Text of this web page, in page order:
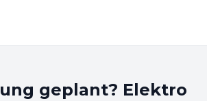
geplant? Elektro